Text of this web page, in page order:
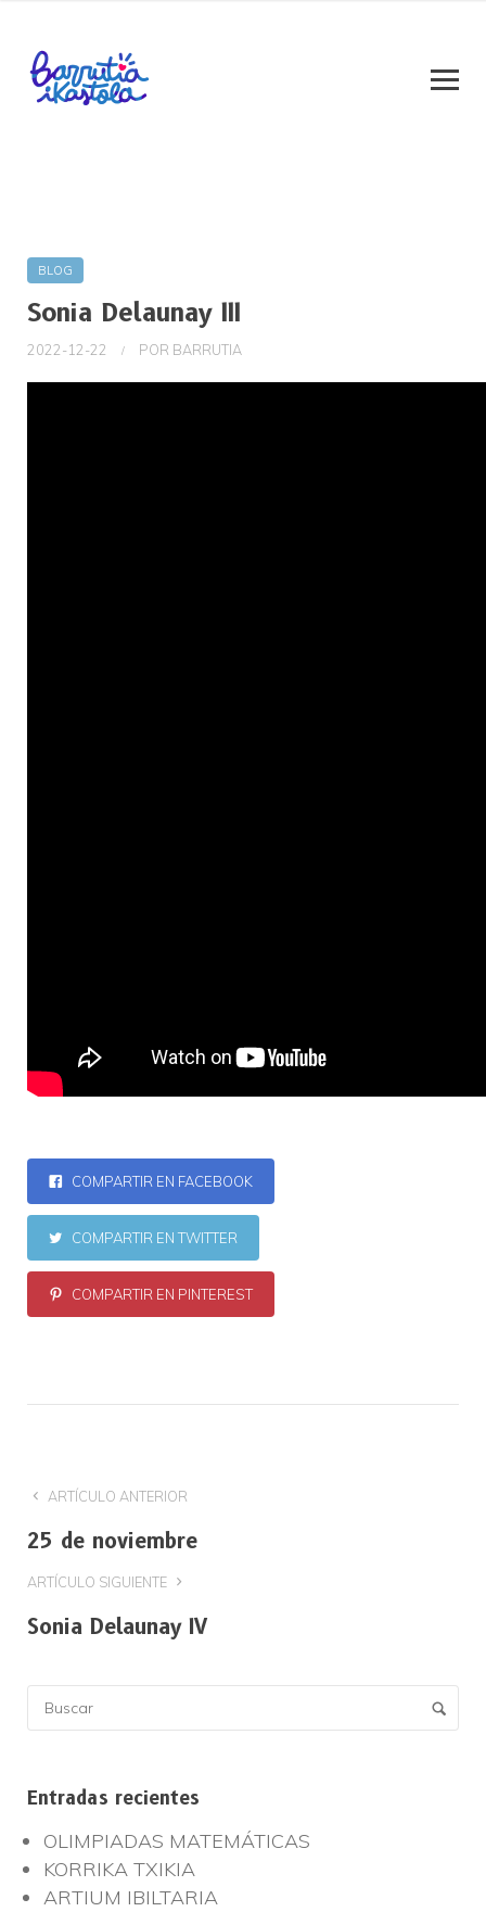
BLOG
Sonia Delaunay III
2022-12-22 POR BARRUTIA
COMPARTIR EN FACEBOOK
COMPARTIR EN TWITTER
COMPARTIR EN PINTEREST
ARTÍCULO ANTERIOR
25 de noviembre
ARTÍCULO SIGUIENTE
Sonia Delaunay IV
Entradas recientes
OLIMPIADAS MATEMÁTICAS
KORRIKA TXIKIA
ARTIUM IBILTARIA